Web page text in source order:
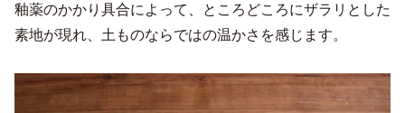
釉薬のかかり具合によって、ところどころにザラリとした
素地が現れ、土ものならではの温かさを感じます。